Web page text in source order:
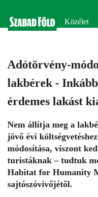
Közélet
Adótörvény-
lakbérek -
érdemes lakást
Nem állítja meg a
jövő évi
módosítása, viszont
turistáknak – tudtuk
Habitat for Humanity
sajtószóvivőjétől.